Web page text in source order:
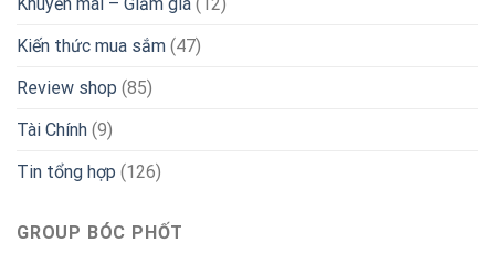
Kiến thức mua sắm (47)
Review shop (85)
Tài Chính (9)
Tin tổng hợp (126)
GROUP BÓC PHỐT